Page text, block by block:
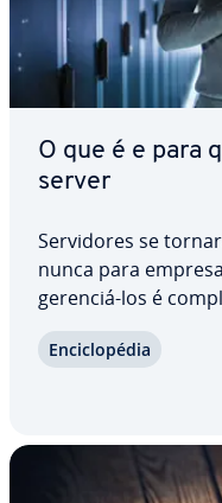
O que é e para
server
Ser­vi­do­res se
nunca para
gerenciá-los é
im­por­tan­tes tarefas
En­ci­clo­pé­dia